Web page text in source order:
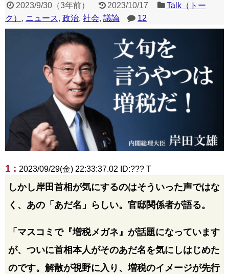
2023/9/30（3年前） 2023/10/17
Talk（トー
ク） , ニュース, 政治, 社会, 議論 12
1 : 2023/09/29(金) 22:33:37.02 ID:??? T
しかし岸田首相が気にするのはそういった声ではな
く、あの「あだ名」らしい。官邸関係者が語る。
「マスコミで『増税メガネ』が話題になっています
が、ついに首相本人がそのあだ名を気にしはじめた
のです。解散が視野に入り、増税のイメージが先行